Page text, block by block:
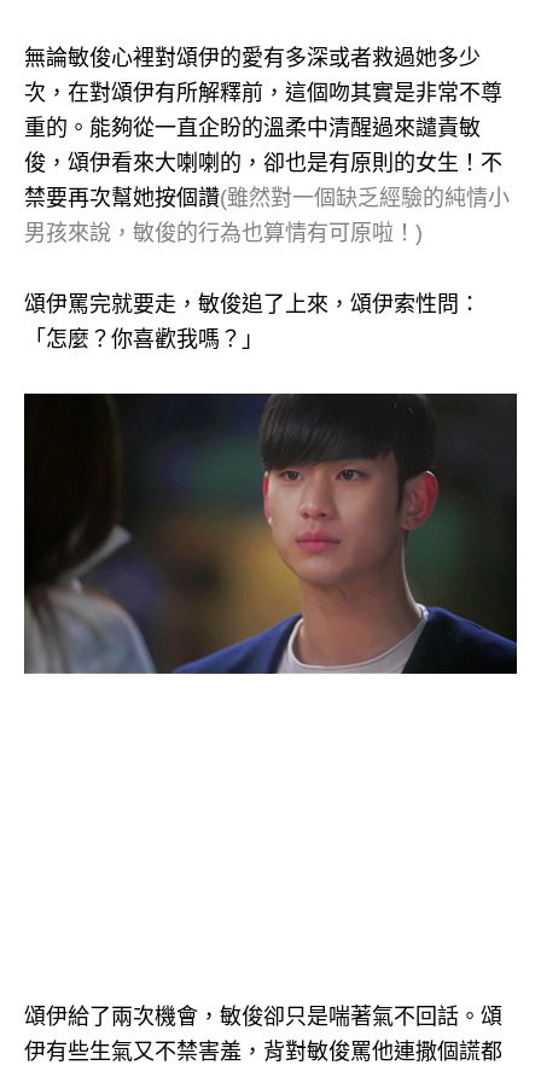
無論敏俊心裡對頌伊的愛有多深或者救過她多少
次，在對頌伊有所解釋前，這個吻其實是非常不尊
重的。能夠從一直企盼的溫柔中清醒過來譴責敏
俊，頌伊看來大喇喇的，卻也是有原則的女生！不
禁要再次幫她按個讚(雖然對一個缺乏經驗的純情小
男孩來說，敏俊的行為也算情有可原啦！)
頌伊罵完就要走，敏俊追了上來，頌伊索性問：
「怎麼？你喜歡我嗎？」
頌伊給了兩次機會，敏俊卻只是喘著氣不回話。頌
伊有些生氣又不禁害羞，背對敏俊罵他連撒個謊都